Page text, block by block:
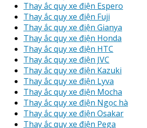
Thay ắc quy xe điện Espero
Thay ắc quy xe điện Fuji
Thay ắc quy xe điện Gianya
Thay ắc quy xe điện Honda
Thay ắc quy xe điện HTC
Thay ắc quy xe điện JVC
Thay ắc quy xe điện Kazuki
Thay ắc quy xe điện Lyva
Thay ắc quy xe điện Mocha
Thay ắc quy xe điện Ngọc hà
Thay ắc quy xe điện Osakar
Thay ắc quy xe điện Pega